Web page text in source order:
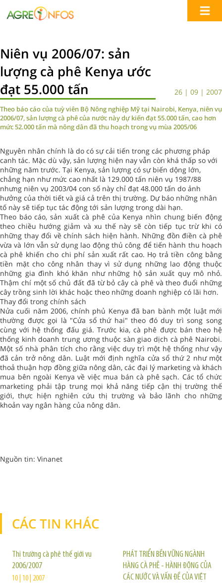
Niên vụ 2006/07: sản
lượng cà phê Kenya ước
đạt 55.000 tấn
26 | 09 | 2007
Theo báo cáo của tuỳ viên Bộ Nông nghiệp Mỹ tại Nairobi, Kenya, niên vụ
2006/07, sản lượng cà phê của nước này dự kiến đạt 55.000 tấn, cao hơn
mức 52.000 tấn mà nông dân đã thu hoạch trong vụ mùa 2005/06
Nguyên nhân chính là do có sự cải tiến trong các phương pháp
canh tác. Mặc dù vậy, sản lượng hiện nay vẫn còn khá thấp so với
những năm trước. Tại Kenya, sản lượng có sự biến dộng lớn,
chẳng hạn như mức cao nhất là 129.000 tấn niên vụ 1987/88
nhưng niên vụ 2003/04 con số này chỉ đạt 48.000 tấn do ảnh
hưởng của thời tiết và giá cả trên thị trường. Dự báo những nhân
tố này sẽ tiếp tục tác động tới sản lượng trong dài hạn.
Theo báo cáo, sản xuất cà phê của Kenya nhìn chung biến động
theo chiều hướng giảm và xu thế này sẽ còn tiếp tục trừ khi có
những thay đổi về chính sách hiện hành. Những đồn điền cà phê
vừa và lớn vẫn sử dụng lao động thủ công để tiến hành thu hoạch
cà phê khiến cho chi phí sản xuất rất cao. Họ trả tiền công bằng
tiền mặt cho công nhân thay vì sử dụng những lao động thuộc
những gia đình khó khăn như những hộ sản xuất quy mô nhỏ.
Thậm chí một số chủ đất đã từ bỏ cây cà phê và theo đuổi những
cây trồng sinh lời khác hoặc theo những doanh nghiệp có lãi hơn.
Thay đổi trong chính sách
Nửa cuối năm 2006, chính phủ Kenya đã ban bành một luật mới
thường được gọi là "Cửa sổ thứ hai" theo đó duy trì song song
cùng với hệ thống đấu giá. Trước kia, cà phê được bán theo hệ
thống kinh doanh trung ương thuộc sàn giao dịch cà phê Nairobi.
Một số nhà phân tích cho rằng việc duy trì một hệ thống như vậy
đã cản trở nông dân. Luật mới định nghĩa cửa sổ thứ 2 như một
thoả thuận hợp đồng giữa nông dân, các đại lý marketing và khách
mua bên ngoài Kenya về việc mua bán cà phê sạch. Các tổ chức
marketing phải tập trung mọi khả năng tiếp cận thị trường thế
giới, thực hiện nghiên cứu thị trường và bảo lãnh cho những
khoản vay ngân hàng của nông dân.
Nguồn tin: Vinanet
CÁC TIN KHÁC
Thị trường cà phê thế giới vụ
2006/2007
10 | 10 | 2007
PHÁT TRIỂN BỀN VỮNG NGÀNH
HÀNG CÀ PHÊ - HÀNH ĐỘNG CỦA
CÁC NƯỚC VÀ VẤN ĐỀ CỦA VIỆT